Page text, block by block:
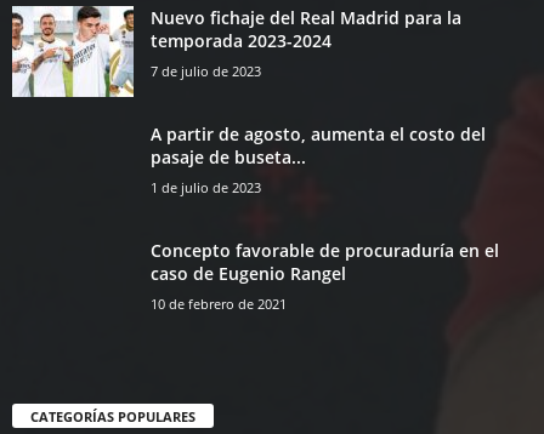
Nuevo fichaje del Real Madrid para la
temporada 2023-2024
7 de julio de 2023
A partir de agosto, aumenta el costo del
pasaje de buseta...
1 de julio de 2023
Concepto favorable de procuraduría en el
caso de Eugenio Rangel
10 de febrero de 2021
CATEGORÍAS POPULARES